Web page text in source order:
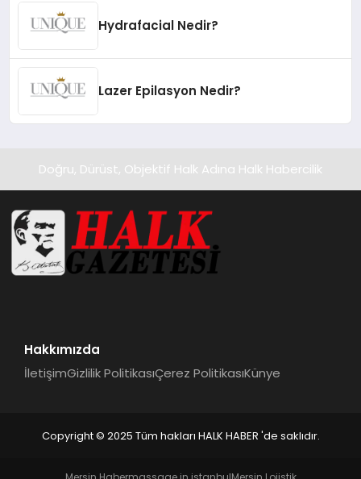
Hydrafacial Nedir?
Lazer Epilasyon Nedir?
Doğru, Dürüst, Objektif Halk Adına Halk Habercilik
Hakkımızda
İletişimGizlilik PolitikasıÇerez PolitikasıKünye
Copyright © 2025 Tüm hakları HALK HABER 'de saklıdır.